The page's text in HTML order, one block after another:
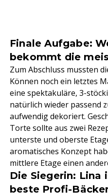
Finale Aufgabe:
bekommt die
Zum Abschluss mussten
Können noch ein letztes
eine spektakuläre, 3-
natürlich wieder passend
aufwendig dekoriert.
Torte sollte aus zwei
unterste und oberste
aromatisches Konzept
mittlere Etage einen
Die Siegerin: Lina
beste Profi-